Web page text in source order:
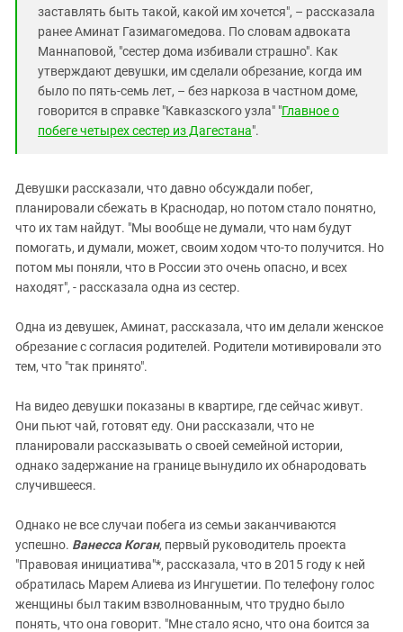
заставлять быть такой, какой им хочется", – рассказала
ранее Аминат Газимагомедова. По словам адвоката
Маннаповой, "сестер дома избивали страшно". Как
утверждают девушки, им сделали обрезание, когда им
было по пять-семь лет, – без наркоза в частном доме,
говорится в справке "Кавказского узла" "Главное о
побеге четырех сестер из Дагестана".
Девушки рассказали, что давно обсуждали побег,
планировали сбежать в Краснодар, но потом стало понятно,
что их там найдут. "Мы вообще не думали, что нам будут
помогать, и думали, может, своим ходом что-то получится. Но
потом мы поняли, что в России это очень опасно, и всех
находят", - рассказала одна из сестер.
Одна из девушек, Аминат, рассказала, что им делали женское
обрезание с согласия родителей. Родители мотивировали это
тем, что "так принято".
На видео девушки показаны в квартире, где сейчас живут.
Они пьют чай, готовят еду. Они рассказали, что не
планировали рассказывать о своей семейной истории,
однако задержание на границе вынудило их обнародовать
случившееся.
Однако не все случаи побега из семьи заканчиваются
успешно. Ванесса Коган, первый руководитель проекта
"Правовая инициатива"*, рассказала, что в 2015 году к ней
обратилась Марем Алиева из Ингушетии. По телефону голос
женщины был таким взволнованным, что трудно было
понять, что она говорит. "Мне стало ясно, что она боится за